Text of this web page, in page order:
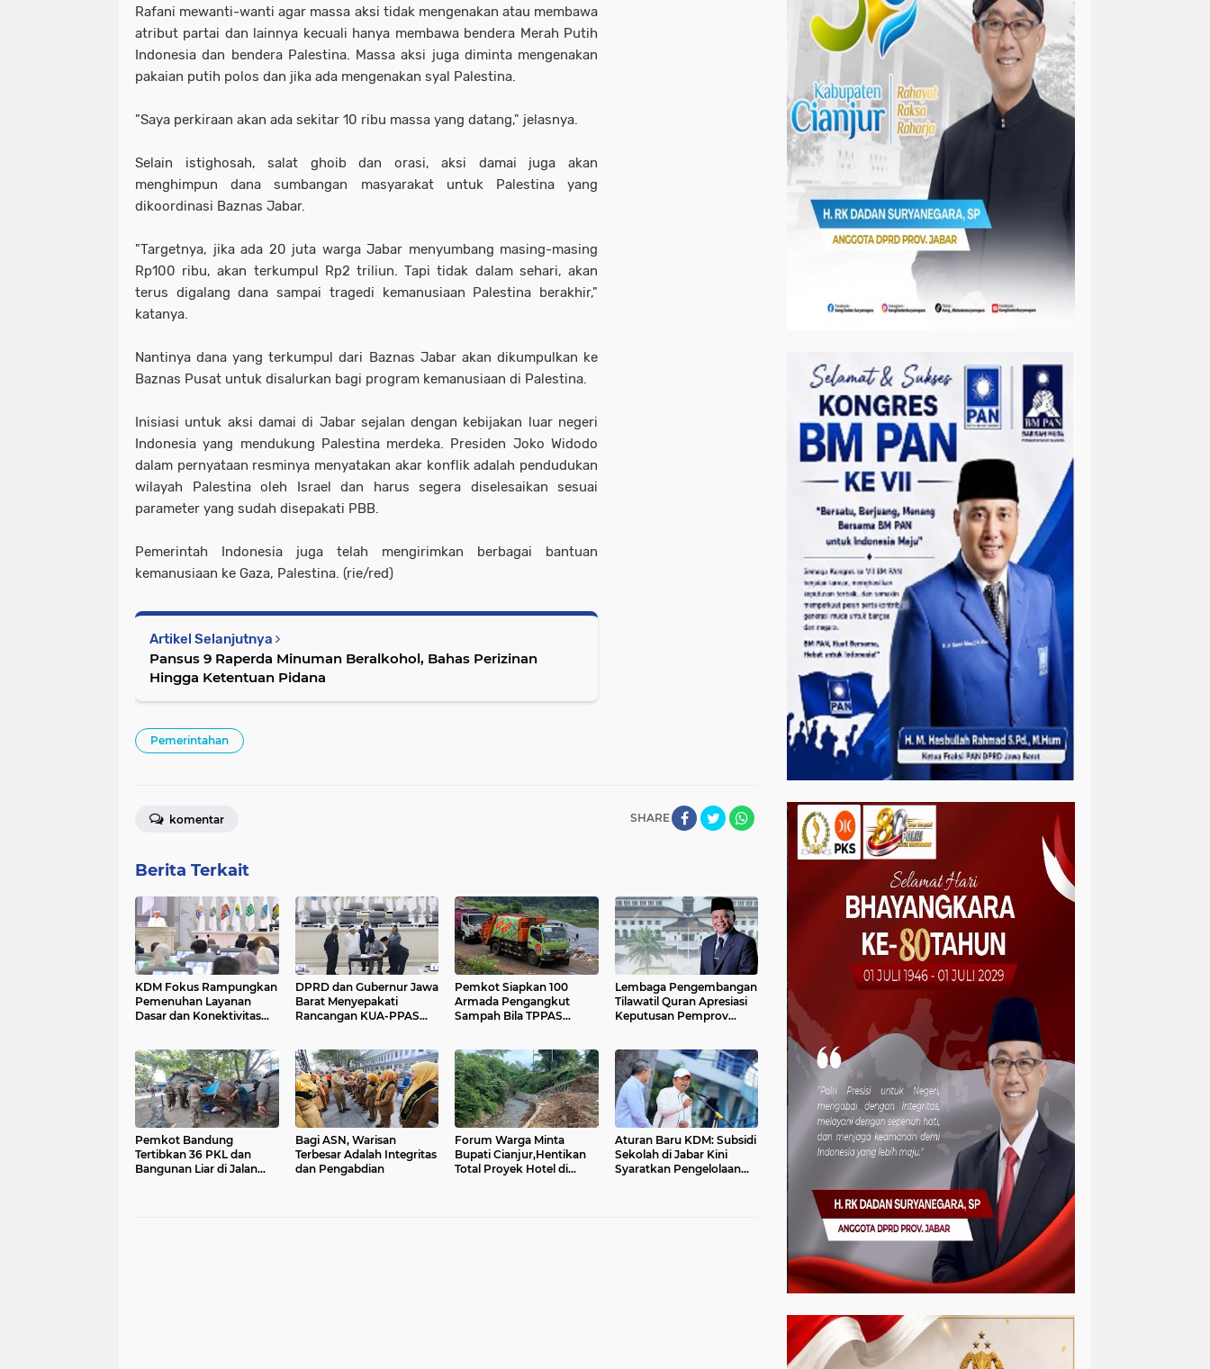
Rafani mewanti-wanti agar massa aksi tidak mengenakan atau membawa
atribut partai dan lainnya kecuali hanya membawa bendera Merah Putih
Indonesia dan bendera Palestina. Massa aksi juga diminta mengenakan
pakaian putih polos dan jika ada mengenakan syal Palestina.
"Saya perkiraan akan ada sekitar 10 ribu massa yang datang," jelasnya.
Selain istighosah, salat ghoib dan orasi, aksi damai juga akan
menghimpun dana sumbangan masyarakat untuk Palestina yang
dikoordinasi Baznas Jabar.
"Targetnya, jika ada 20 juta warga Jabar menyumbang masing-masing
Rp100 ribu, akan terkumpul Rp2 triliun. Tapi tidak dalam sehari, akan
terus digalang dana sampai tragedi kemanusiaan Palestina berakhir,"
katanya.
Nantinya dana yang terkumpul dari Baznas Jabar akan dikumpulkan ke
Baznas Pusat untuk disalurkan bagi program kemanusiaan di Palestina.
Inisiasi untuk aksi damai di Jabar sejalan dengan kebijakan luar negeri
Indonesia yang mendukung Palestina merdeka. Presiden Joko Widodo
dalam pernyataan resminya menyatakan akar konflik adalah pendudukan
wilayah Palestina oleh Israel dan harus segera diselesaikan sesuai
parameter yang sudah disepakati PBB.
Pemerintah Indonesia juga telah mengirimkan berbagai bantuan
kemanusiaan ke Gaza, Palestina. (rie/red)
Artikel Selanjutnya
Pansus 9 Raperda Minuman Beralkohol, Bahas Perizinan
Hingga Ketentuan Pidana
Pemerintahan
SHARE
komentar
Berita Terkait
KDM Fokus Rampungkan
Pemenuhan Layanan
Dasar dan Konektivitas
DPRD dan Gubernur Jawa
Barat Menyepakati
Rancangan KUA-PPAS
Pemkot Siapkan 100
Armada Pengangkut
Sampah Bila TPPAS
Lembaga Pengembangan
Tilawatil Quran Apresiasi
Keputusan Pemprov
Pemkot Bandung
Tertibkan 36 PKL dan
Bangunan Liar di Jalan
Bagi ASN, Warisan
Terbesar Adalah Integritas
dan Pengabdian
Forum Warga Minta
Bupati Cianjur,Hentikan
Total Proyek Hotel di
Aturan Baru KDM: Subsidi
Sekolah di Jabar Kini
Syaratkan Pengelolaan